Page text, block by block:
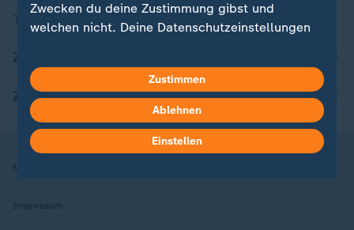
Themen im Überblick
ZDFheute Apps
Nutzungsbedingungen
Impressum
Zwecken du deine Zustimmung gibst und
welchen nicht. Deine Datenschutzeinstellungen
in deinen Einstellungen widerrufen oder ändern.
Hier findest du das Impressum.
Weitere Informationen findest du in unserer
Datenschutzerklärung.
Zustimmen
Ablehnen
Einstellen